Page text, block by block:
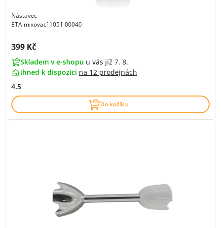
Nástavec
ETA mixovací 1051 00040
Cena s DPH:
399 Kč
Skladem v e-shopu u vás již 7. 8.
ihned k dispozici na 12 prodejnách
4.5
Do košíku